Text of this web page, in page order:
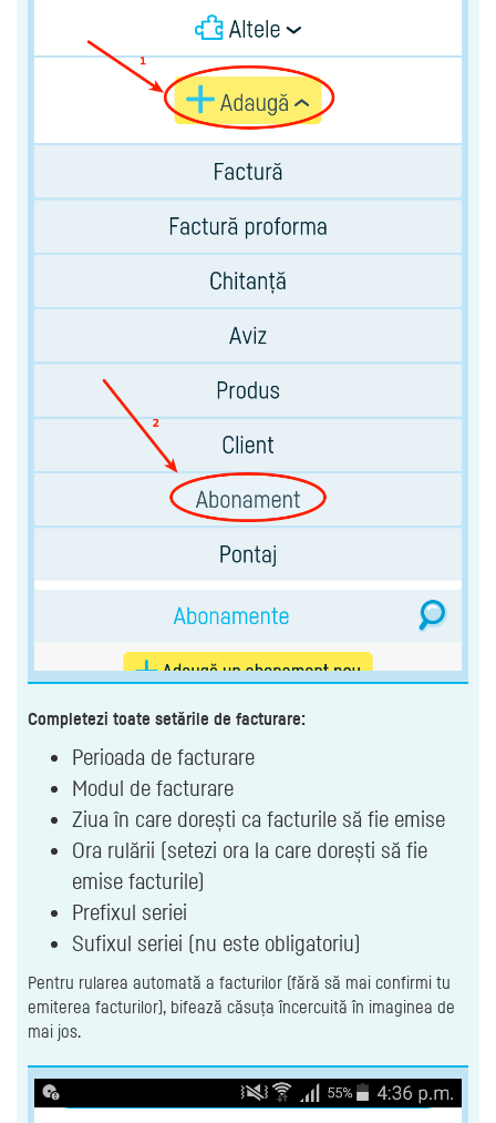
Completezi toate setările de facturare:
Perioada de facturare
Modul de facturare
Ziua în care dorești ca facturile să fie emise
Ora rulării (setezi ora la care dorești să fie
emise facturile)
Prefixul seriei
Sufixul seriei (nu este obligatoriu)
Pentru rularea automată a facturilor (fără să mai confirmi tu
emiterea facturilor), bifează căsuța încercuită în imaginea de
mai jos.